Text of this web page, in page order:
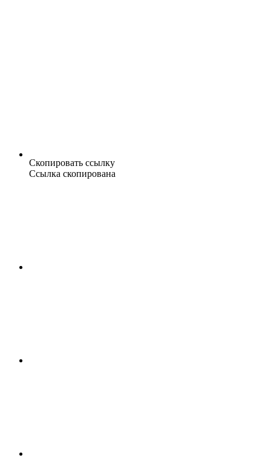
Скопировать ссылку
Ссылка скопирована